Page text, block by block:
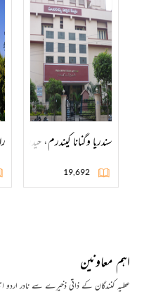
سندریا وگنانا کیندرم، حیدرآباد
19,692
اہم معاونین
عطیہ کنندگان کے ذاتی ذخیرے سے نادر